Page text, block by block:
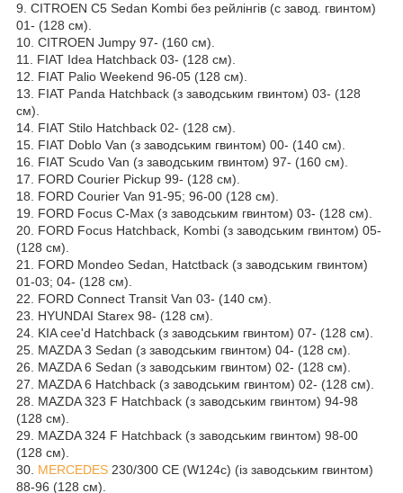
9. СITROEN C5 Sedan Kombi без рейлінгів (с завод. гвинтом)
01- (128 см).
10. СITROEN Jumpy 97- (160 см).
11. FIAT Idea Hatchback 03- (128 см).
12. FIAT Palio Weekend 96-05 (128 см).
13. FIAT Panda Hatchback (з заводським гвинтом) 03- (128
см).
14. FIAT Stilo Hatchback 02- (128 см).
15. FIAT Doblo Van (з заводським гвинтом) 00- (140 см).
16. FIAT Scudo Van (з заводським гвинтом) 97- (160 см).
17. FORD Courier Pickup 99- (128 см).
18. FORD Courier Van 91-95; 96-00 (128 см).
19. FORD Focus C-Max (з заводським гвинтом) 03- (128 см).
20. FORD Focus Hatchback, Kombi (з заводським гвинтом) 05-
(128 см).
21. FORD Mondeo Sedan, Hatctback (з заводським гвинтом)
01-03; 04- (128 см).
22. FORD Connect Transit Van 03- (140 см).
23. HYUNDAI Starex 98- (128 см).
24. KIA cee'd Hatchback (з заводським гвинтом) 07- (128 см).
25. MAZDA 3 Sedan (з заводським гвинтом) 04- (128 см).
26. MAZDA 6 Sedan (з заводським гвинтом) 02- (128 см).
27. MAZDA 6 Hatchback (з заводським гвинтом) 02- (128 см).
28. MAZDA 323 F Hatchback (з заводським гвинтом) 94-98
(128 см).
29. MAZDA 324 F Hatchback (з заводським гвинтом) 98-00
(128 см).
30. MERCEDES 230/300 CE (W124c) (із заводським гвинтом)
88-96 (128 см).